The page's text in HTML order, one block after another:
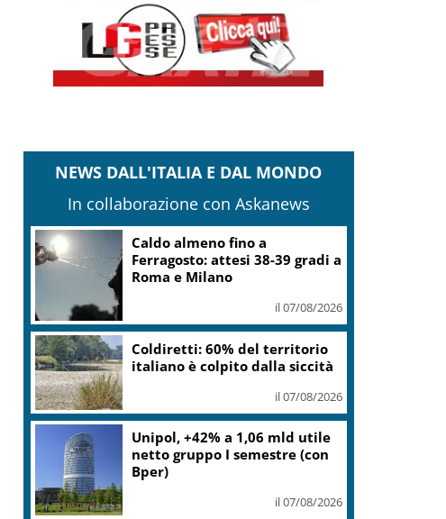
NEWS DALL'ITALIA E DAL MONDO
In collaborazione con Askanews
Caldo almeno fino a
Ferragosto: attesi 38-39 gradi a
Roma e Milano
il 07/08/2026
Coldiretti: 60% del territorio
italiano è colpito dalla siccità
il 07/08/2026
Unipol, +42% a 1,06 mld utile
netto gruppo I semestre (con
Bper)
il 07/08/2026